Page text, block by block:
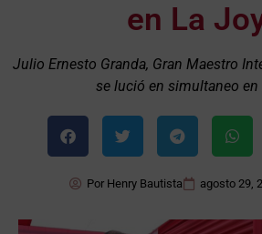
en La
Julio Ernesto Granda, Gran Maestro
se lució en simultaneo en
PorHenry Bautista agosto 29,